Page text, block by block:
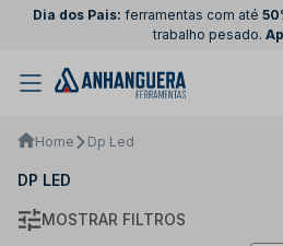
Dia dos Pais: ferramentas com até
trabalho pesado.
Home Dp Led
DP LED
MOSTRAR FILTROS